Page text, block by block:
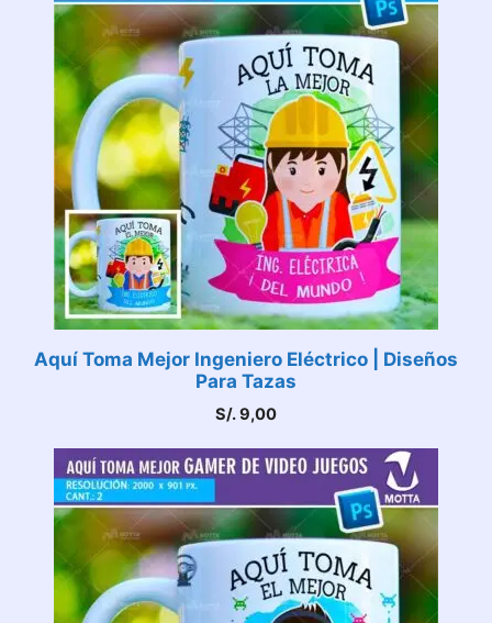
Aquí Toma Mejor Ingeniero Eléctrico | Diseños
Para Tazas
S/.9,00